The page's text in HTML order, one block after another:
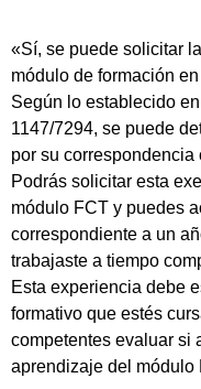
«Sí, se puede solicitar
módulo de formación
Según lo establecido
1147/7294, se puede
por su
Podrás solicitar esta
módulo FCT y puedes
correspondiente a un
trabajaste a tiempo
Esta experiencia debe
formativo que estés
competentes evaluar si
aprendizaje del módulo